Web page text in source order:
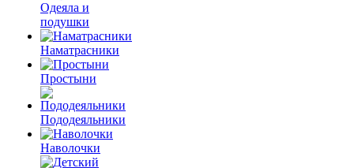
Одеяла и
подушки
Наматрасники
Простыни
Пододеяльники
Наволочки